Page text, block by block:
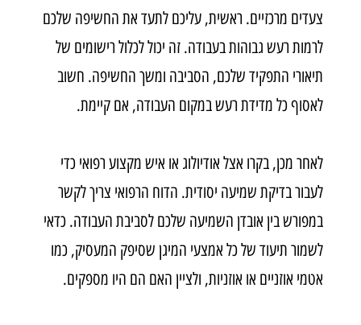
צעדים מרכזיים. ראשית, עליכם לתעד את החשיפה שלכם
לרמות רעש גבוהות בעבודה. זה יכול לכלול רישומים של
תיאורי התפקיד שלכם, הסביבה ומשך החשיפה. חשוב
לאסוף כל מדידת רעש במקום העבודה, אם קיימת.
לאחר מכן, בקרו אצל אודיולוג או איש מקצוע רפואי כדי
לעבור בדיקת שמיעה יסודית. הדוח הרפואי צריך לקשר
במפורש בין אובדן השמיעה שלכם לסביבת העבודה. כדאי
לשמור תיעוד של כל אמצעי המיגן שסיפק המעסיק, כמו
אטמי אוזניים או אוזניות, ולציין האם הם היו מספקים.